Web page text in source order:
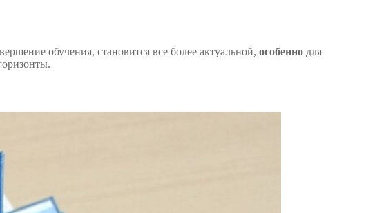
обучения, становится все более актуальной, особенно для